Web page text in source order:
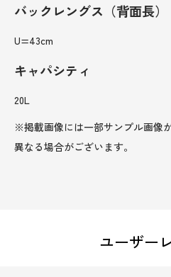
バックレングス（背面長）
U=43cm
キャパシティ
20L
※掲載画像には一部サンプル画像
異なる場合がございます。
ユーザー